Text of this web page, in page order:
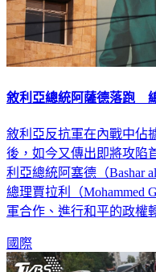
敘利亞總統阿薩德落跑
敘利亞反抗軍在內戰中佔
後，如今又傳出即將攻陷
利亞總統阿塞德（Bashar
總理賈拉利（Mohammed
軍合作、進行和平的政權
國際